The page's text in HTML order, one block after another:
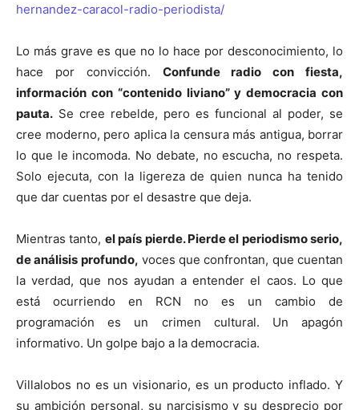
hernandez-caracol-radio-periodista/
Lo más grave es que no lo hace por desconocimiento, lo
hace por convicción. Confunde radio con fiesta,
información con “contenido liviano” y democracia con
pauta. Se cree rebelde, pero es funcional al poder, se
cree moderno, pero aplica la censura más antigua, borrar
lo que le incomoda. No debate, no escucha, no respeta.
Solo ejecuta, con la ligereza de quien nunca ha tenido
que dar cuentas por el desastre que deja.
Mientras tanto, el país pierde. Pierde el periodismo serio,
de análisis profundo, voces que confrontan, que cuentan
la verdad, que nos ayudan a entender el caos. Lo que
está ocurriendo en RCN no es un cambio de
programación es un crimen cultural. Un apagón
informativo. Un golpe bajo a la democracia.
Villalobos no es un visionario, es un producto inflado. Y
su ambición personal, su narcisismo y su desprecio por